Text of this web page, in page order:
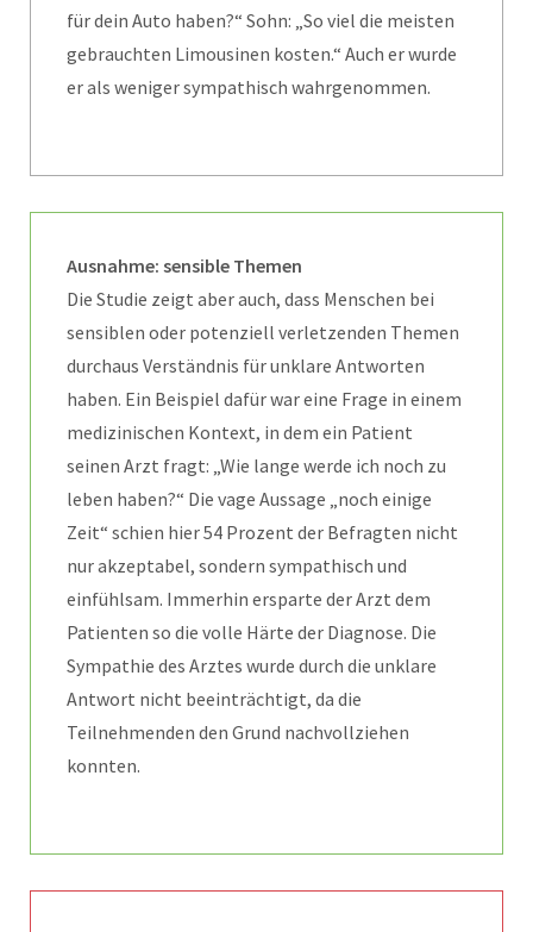
für dein Auto haben?“ Sohn: „So viel die meisten
gebrauchten Limousinen kosten.“ Auch er wurde
er als weniger sympathisch wahrgenommen.
Ausnahme: sensible Themen
Die Studie zeigt aber auch, dass Menschen bei
sensiblen oder potenziell verletzenden Themen
durchaus Verständnis für unklare Antworten
haben. Ein Beispiel dafür war eine Frage in einem
medizinischen Kontext, in dem ein Patient
seinen Arzt fragt: „Wie lange werde ich noch zu
leben haben?“ Die vage Aussage „noch einige
Zeit“ schien hier 54 Prozent der Befragten nicht
nur akzeptabel, sondern sympathisch und
einfühlsam. Immerhin ersparte der Arzt dem
Patienten so die volle Härte der Diagnose. Die
Sympathie des Arztes wurde durch die unklare
Antwort nicht beeinträchtigt, da die
Teilnehmenden den Grund nachvollziehen
konnten.